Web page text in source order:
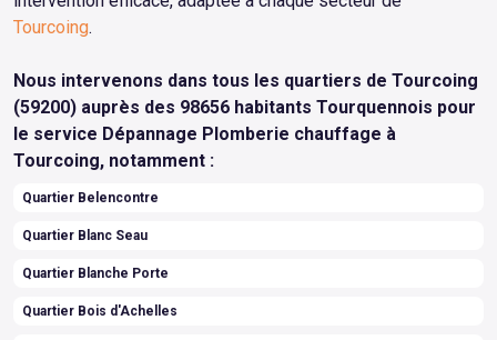
Tourcoing.
Nous intervenons dans tous les quartiers de Tourcoing
(59200) auprès des 98656 habitants Tourquennois pour
le service Dépannage Plomberie chauffage à
Tourcoing, notamment :
Quartier Belencontre
Quartier Blanc Seau
Quartier Blanche Porte
Quartier Bois d'Achelles